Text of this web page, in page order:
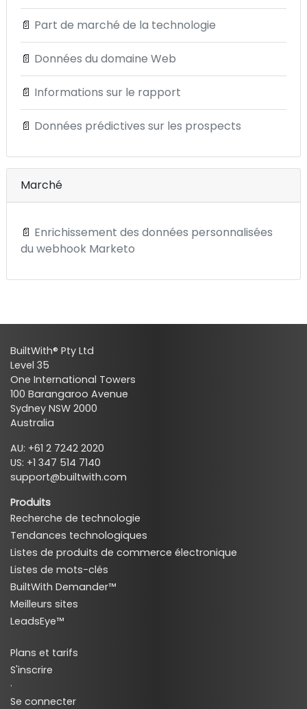
📄 Part de marché de la technologie
📄 Données du domaine Web
📄 Informations sur le rapport
📄 Données prédictives sur les prospects
Marché
📄 Enrichissement des données personnalisées
du webhook Marketo
BuiltWith® Pty Ltd
Level 35
One International Towers
100 Barangaroo Avenue
Sydney NSW 2000
Australia
AU: +61 2 7242 2020
US: +1 347 514 7140
support@builtwith.com
Produits
Recherche de technologie
Tendances technologiques
Listes de produits de commerce électronique
Listes de mots-clés
BuiltWith Demander™
Meilleurs sites
LeadsEye™
Plans et tarifs
S'inscrire
·
Se connecter